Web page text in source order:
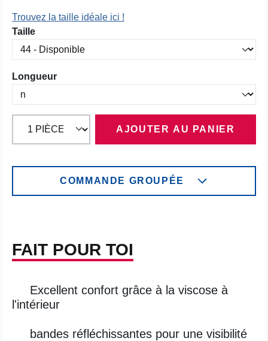
Trouvez la taille idéale ici !
Sélectionnez
Taille
Sélectionnez
Longueur
AJOUTER AU PANIER
COMMANDE GROUPÉE
FAIT POUR TOI
Excellent confort grâce à la viscose à
l'intérieur
bandes réfléchissantes pour une visibilité